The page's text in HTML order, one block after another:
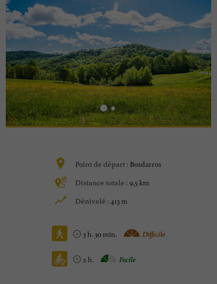
Point de départ : Bosdarros
Distance totale : 9,5 km
Dénivelé : 413 m
3 h. 30 min. Difficile
2 h. Facile